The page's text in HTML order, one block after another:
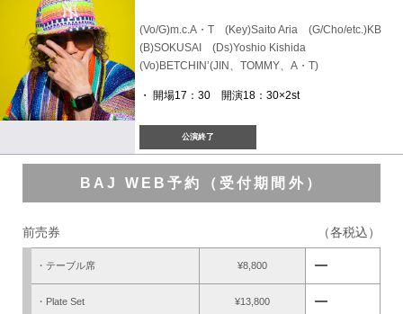
(Vo/G)m.c.A・T (Key)Saito Aria (G/Cho/etc.)KB
(B)SOKUSAI (Ds)Yoshio Kishida
(Vo)BETCHIN’(JIN、TOMMY、A・T)
・ 開場17：30 開演18：30×2st
公演終了
BAJ WEB予約（受付期間外）
前売券 （各税込）
・テーブル席 ¥8,800 remove
・Plate Set ¥13,800 remove